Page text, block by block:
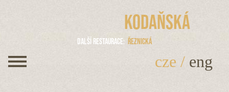
Kodaňská
Další restaurace Řeznická
cze / eng